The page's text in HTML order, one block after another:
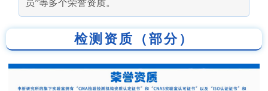
员”等多个荣誉资质。
检测资质（部分）